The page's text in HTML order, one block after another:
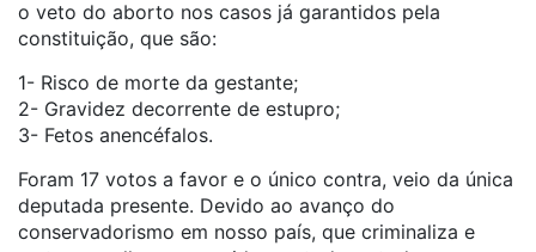
o veto do aborto nos casos já garantidos pela
constituição, que são:
1- Risco de morte da gestante;
2- Gravidez decorrente de estupro;
3- Fetos anencéfalos.
Foram 17 votos a favor e o único contra, veio da única
deputada presente. Devido ao avanço do
conservadorismo em nosso país, que criminaliza e